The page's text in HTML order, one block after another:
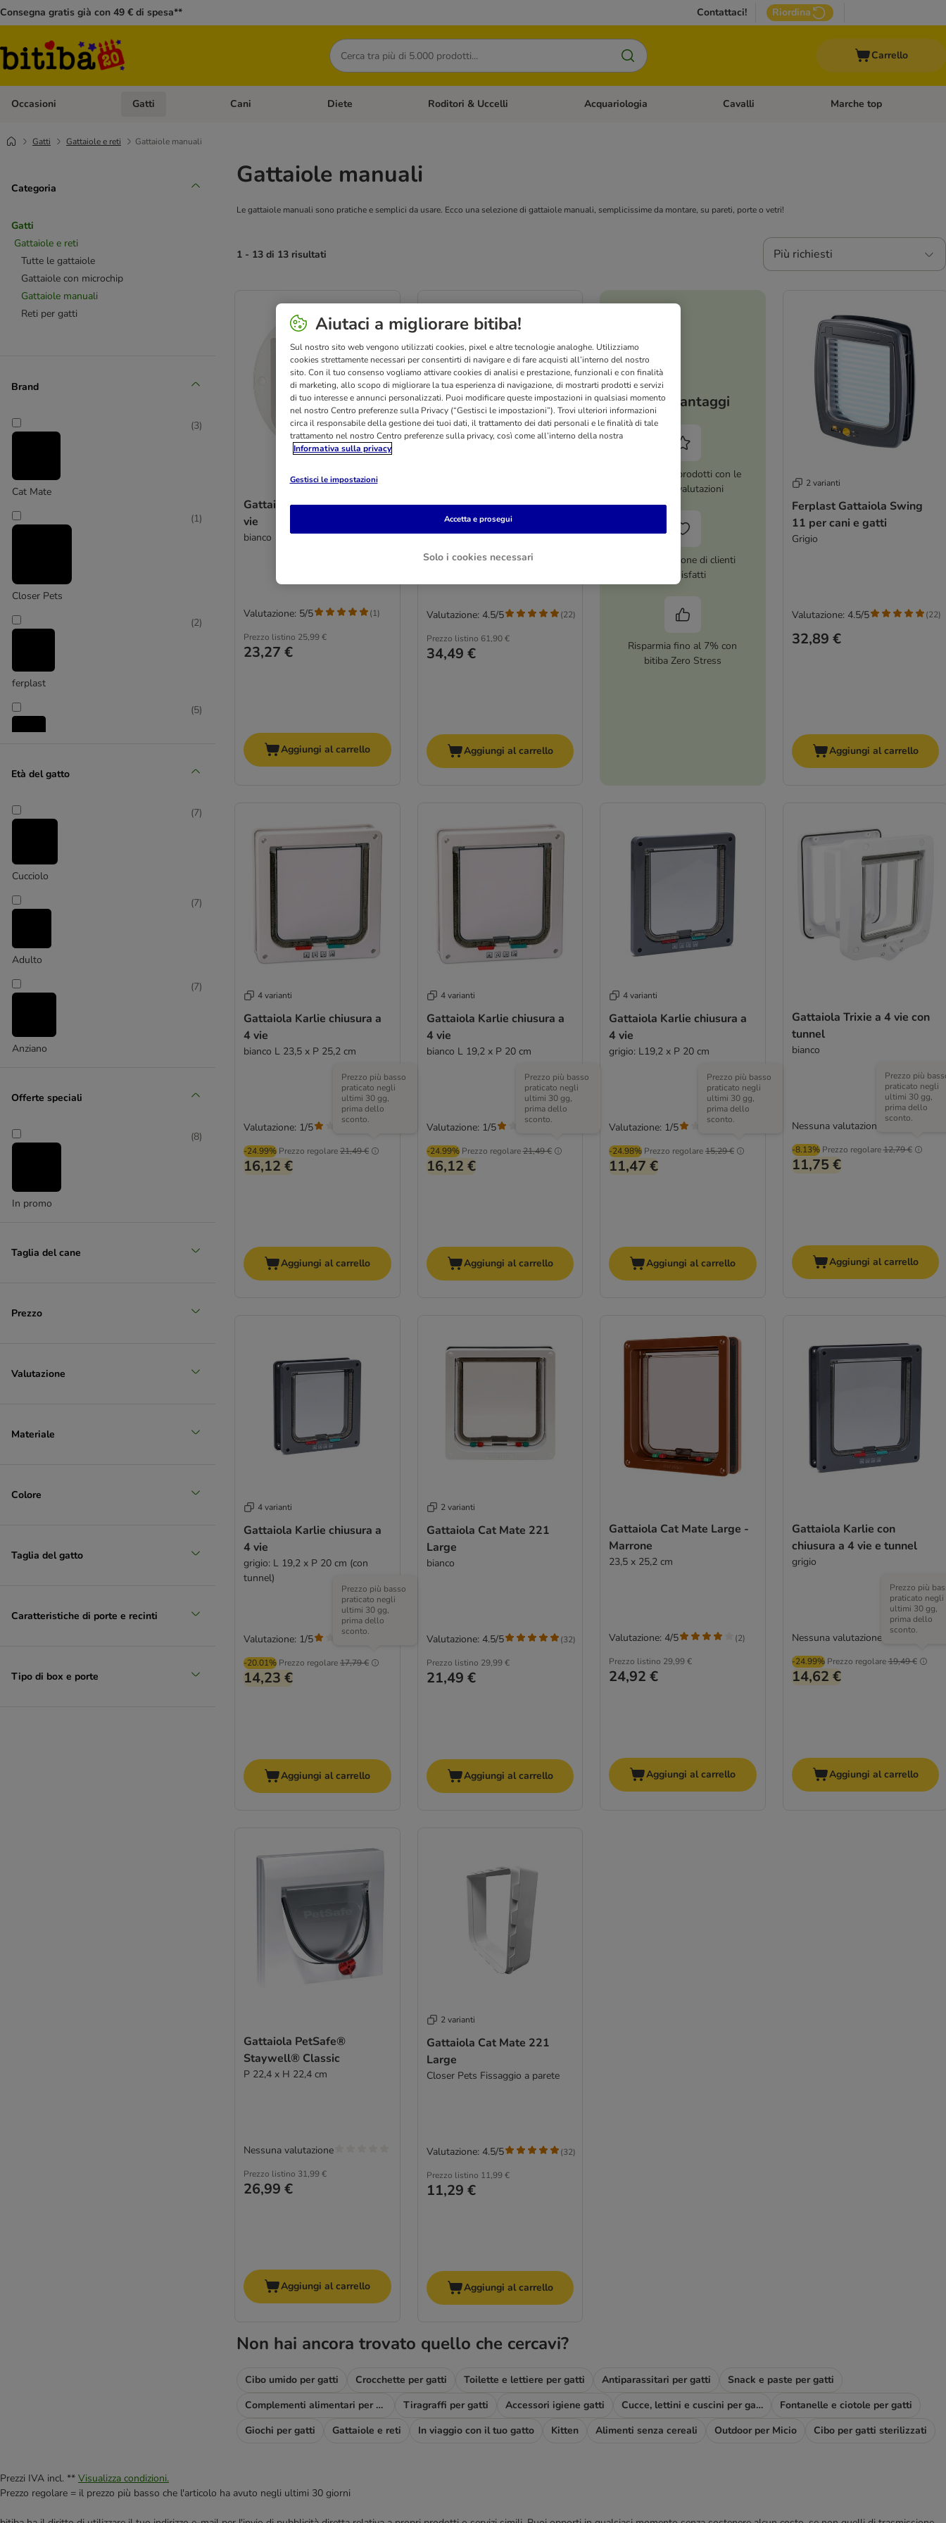
Consegna gratis già con 49 € di spesa** Contattaci! Riordina
Cerca
Carrello
Occasioni Apri Menù Categoria: Occasioni
Gatti Apri Menù Categoria: Gatti
Cani Apri Menù Categoria: Cani
Diete Apri Menù Categoria: Diete
Roditori & Uccelli Apri Menù Categoria: Roditori & Uccelli
Acquariologia Apri Menù Categoria: Acquariologia
Cavalli Apri Menù Categoria: Cavalli
Marche top
Gatti Gattaiole e reti Gattaiole manuali
Categoria
Gatti
Gattaiole e reti
Tutte le gattaiole
Gattaiole con microchip
Gattaiole manuali
Reti per gatti
Brand
Cat Mate
(3)
Closer Pets
(1)
ferplast
(2)
(5)
Età del gatto
Cucciolo
(7)
Adulto
(7)
Anziano
(7)
Offerte speciali
In promo
(8)
Taglia del cane
Prezzo
Valutazione
Materiale
Colore
Taglia del gatto
Caratteristiche di porte e recinti
Tipo di box e porte
Gattaiole manuali
Le gattaiole manuali sono pratiche e semplici da usare. Ecco una selezione di gattaiole manuali, semplicissime da montare, su pareti, porte o vetri!
1 - 13 di 13 risultati Più richiesti
Gattaiola Cat Mate 210 a 4
vie
bianco
Prezzo listino 25,99 €
23,27 €
Valutazione: 5/5 (1)
Aggiungi al carrello
Ferplast Gattaiola Swing
11 per cani e gatti
Prezzo listino 61,90 €
34,49 €
Valutazione: 4.5/5 (22)
Aggiungi al carrello
I tuoi vantaggi
Oltre 8.000 prodotti con le
migliori valutazioni
Più di 1 milione di clienti
soddisfatti
Risparmia fino al 7% con
bitiba Zero Stress
2 varianti
Ferplast Gattaiola Swing
11 per cani e gatti
Grigio
32,89 €
Valutazione: 4.5/5 (22)
Aggiungi al carrello
4 varianti
Gattaiola Karlie chiusura a
4 vie
bianco L 23,5 x P 25,2 cm
-24.99% Prezzo regolare21,49 €
Prezzo più basso
praticato negli
ultimi 30 gg,
prima dello
sconto.
16,12 €
Valutazione: 1/5
Aggiungi al carrello
4 varianti
Gattaiola Karlie chiusura a
4 vie
bianco L 19,2 x P 20 cm
-24.99% Prezzo regolare21,49 €
Prezzo più basso
praticato negli
ultimi 30 gg,
prima dello
sconto.
16,12 €
Valutazione: 1/5
Aggiungi al carrello
4 varianti
Gattaiola Karlie chiusura a
4 vie
grigio: L19,2 x P 20 cm
-24.98% Prezzo regolare15,29 €
Prezzo più basso
praticato negli
ultimi 30 gg,
prima dello
sconto.
11,47 €
Valutazione: 1/5
Aggiungi al carrello
Gattaiola Trixie a 4 vie con
tunnel
bianco
-8.13% Prezzo regolare12,79 €
Prezzo più
praticato negli
ultimi 30 gg,
prima dello
sconto.
11,75 €
Nessuna valutazione
Aggiungi al carrello
4 varianti
Gattaiola Karlie chiusura a
4 vie
grigio: L 19,2 x P 20 cm (con
tunnel)
-20.01% Prezzo regolare17,79 €
Prezzo più basso
praticato negli
ultimi 30 gg,
prima dello
sconto.
14,23 €
Valutazione: 1/5
Aggiungi al carrello
2 varianti
Gattaiola Cat Mate 221
Large
bianco
Prezzo listino 29,99 €
21,49 €
Valutazione: 4.5/5 (32)
Aggiungi al carrello
Gattaiola Cat Mate Large -
Marrone
23,5 x 25,2 cm
Prezzo listino 29,99 €
24,92 €
Valutazione: 4/5 (2)
Aggiungi al carrello
Gattaiola Karlie con
chiusura a 4 vie e tunnel
grigio
-24.99% Prezzo regolare19,49 €
Prezzo più
praticato negli
ultimi 30 gg,
prima dello
sconto.
14,62 €
Nessuna valutazione
Aggiungi al carrello
Gattaiola PetSafe®
Staywell® Classic
P 22,4 x H 22,4 cm
Prezzo listino 31,99 €
26,99 €
Nessuna valutazione
Aggiungi al carrello
2 varianti
Gattaiola Cat Mate 221
Large
Closer Pets Fissaggio a parete
Prezzo listino 11,99 €
11,29 €
Valutazione: 4.5/5 (32)
Aggiungi al carrello
Non hai ancora trovato quello che cercavi?
Cibo umido per gatti Crocchette per gatti Toilette e lettiere per gatti Antiparassitari per gatti
Snack e paste per gatti
Complementi alimentari per gatti
Tiragraffi per gatti Accessori igiene gatti Cucce, lettini e cuscini per gatti
Fontanelle e ciotole per gatti
Giochi per gatti
Gattaiole e reti In viaggio con il tuo gatto Kitten Alimenti senza cereali Outdoor per Micio Cibo per gatti sterilizzati
Prezzi IVA incl. ** Visualizza condizioni.
Prezzo regolare = il prezzo più basso che l'articolo ha avuto negli ultimi 30 giorni
Aiutaci a migliorare bitiba!
Sul nostro sito web vengono utilizzati cookies, pixel e altre tecnologie analoghe. Utilizziamo
cookies strettamente necessari per consentirti di navigare e di fare acquisti all’interno del nostro
sito. Con il tuo consenso vogliamo attivare cookies di analisi e prestazione, funzionali e con finalità
di marketing, allo scopo di migliorare la tua esperienza di navigazione, di mostrarti prodotti e servizi
di tuo interesse e annunci personalizzati. Puoi modificare queste impostazioni in qualsiasi momento
nel nostro Centro preferenze sulla Privacy (“Gestisci le impostazioni”). Trovi ulteriori informazioni
circa il responsabile della gestione dei tuoi dati, il trattamento dei dati personali e le finalità di tale
trattamento nel nostro Centro preferenze sulla privacy, così come all’interno della nostra
Informativa sulla privacy
Gestisci le impostazioni
Solo i cookies necessari
Accetta e prosegui